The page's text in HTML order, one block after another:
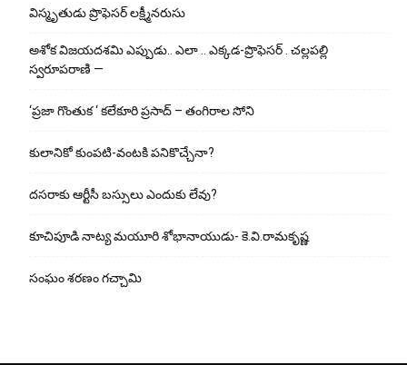
విస్మృతుడు ప్రొఫెసర్ లక్ష్మీనరుసు
అశోక విజ‌య‌ద‌శ‌మి ఎప్పుడు.. ఎలా .. ఎక్క‌డ‌-ప్రొఫెసర్ . చల్లపల్లి
స్వరూపరాణి —
‘ప్రజా గొంతుక ‘ కలేకూరి ప్రసాద్ – తంగిరాల సోని
కులానికో కుంప‌టి-వంట‌కి ప‌నికొచ్చేనా?
ద‌స‌రాకు ఆర్టీసీ బ‌స్సులు ఎందుకు లేవు?
కూచిపూడి నాట్య మ‌యూరి శోభానాయుడు- కె.వి.రామకృష్ణ
సంఘం శరణం గచ్చామి